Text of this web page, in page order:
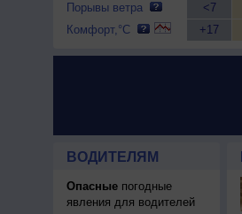
Порывы ветра
Комфорт,°C
<7
+17
ВОДИТЕЛЯМ
Опасныепогодные
явления для водителей